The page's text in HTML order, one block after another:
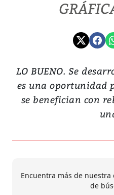
LO BUENO. Se
es una oportunidad
se benefician con
Encuentra más de
de